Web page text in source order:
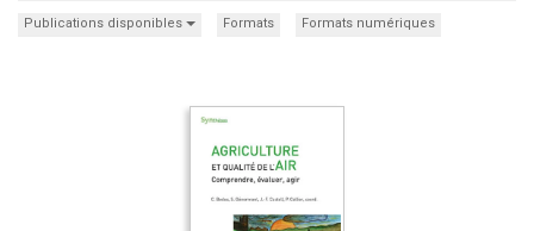
Publications disponibles Formats Formats numériques